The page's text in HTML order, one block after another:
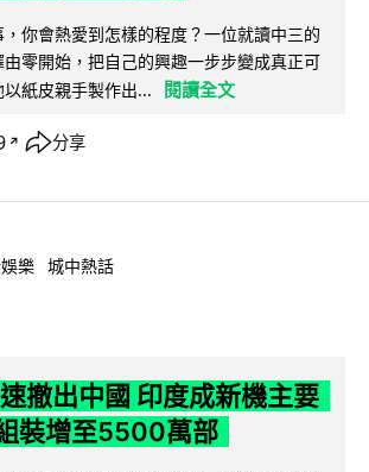
你會熱愛到怎樣的程度？一位就讀中三的
零開始，把自己的興趣一步步變成真正可
紙皮親手製作出...
閱讀全文
↗ 分享
樂 城中熱話
撤出中國 印度成新機主要
裝增至5500萬部